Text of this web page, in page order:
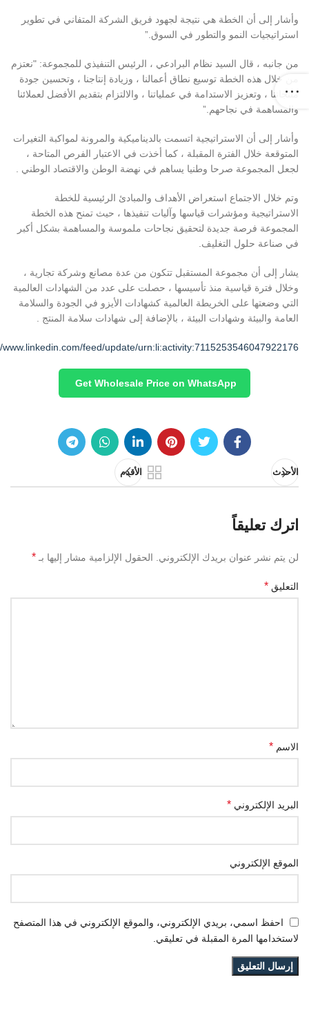
وأشار إلى أن الخطة هي نتيجة لجهود فريق الشركة المتفاني في تطوير
استراتيجيات النمو والتطور في السوق.”
من جانبه ، قال السيد نظام البرادعي ، الرئيس التنفيذي للمجموعة: "نعتزم
من خلال هذه الخطة توسيع نطاق أعمالنا ، وزيادة إنتاجنا ، وتحسين جودة
منتجاتنا ، وتعزيز الاستدامة في عملياتنا ، والالتزام بتقديم الأفضل لعملائنا
والمساهمة في نجاحهم.”
وأشار إلى أن الاستراتيجية اتسمت بالديناميكية والمرونة لمواكبة التغيرات
المتوقعة خلال الفترة المقبلة ، كما أخذت في الاعتبار الفرص المتاحة ،
لجعل المجموعة صرحا وطنيا يساهم في نهضة الوطن والاقتصاد الوطني .
وتم خلال الاجتماع استعراض الأهداف والمبادئ الرئيسية للخطة
الاستراتيجية ومؤشرات قياسها وآليات تنفيذها ، حيث تمنح هذه الخطة
المجموعة فرصة جديدة لتحقيق نجاحات ملموسة والمساهمة بشكل أكبر
في صناعة حلول التغليف.
يشار إلى أن مجموعة المستقبل تتكون من عدة مصانع وشركة تجارية ،
وخلال فترة قياسية منذ تأسيسها ، حصلت على عدد من الشهادات العالمية
التي وضعتها على الخريطة العالمية كشهادات الأيزو في الجودة والسلامة
العامة والبيئة وشهادات البيئة ، بالإضافة إلى شهادات سلامة المنتج .
feed/update/urn:li:activity:7115253546047922176/
Get Wholesale Price on WhatsApp
الأحدث الأقدم
اترك تعليقاً
لن يتم نشر عنوان بريدك الإلكتروني. الحقول الإلزامية مشار إليها بـ *
التعليق *
الاسم *
البريد الإلكتروني *
الموقع الإلكتروني
احفظ اسمي، بريدي الإلكتروني، والموقع الإلكتروني في هذا المتصفح
لاستخدامها المرة المقبلة في تعليقي.